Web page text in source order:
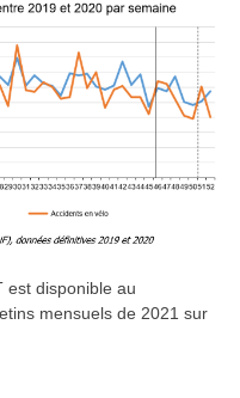
est disponible au
mensuels de 2021 sur